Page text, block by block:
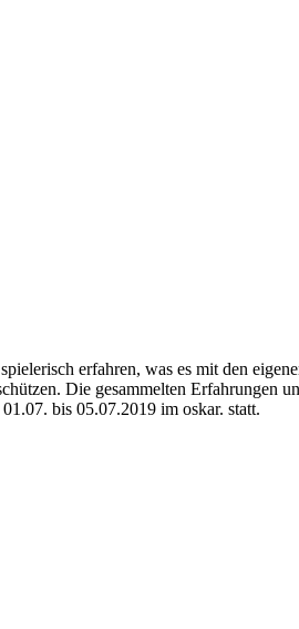
erfahren, was es mit den
Die gesammelten Erfahrungen
bis 05.07.2019 im oskar. statt.